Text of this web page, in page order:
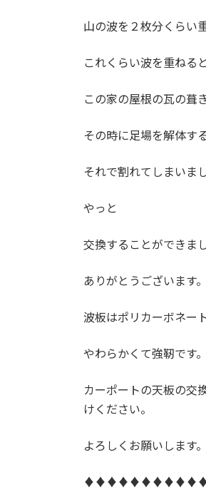
山の波を２枚分くらい
これくらい波を重ねる
この家の屋根の瓦の葺
その時に足場を解体す
それで割れてしまいまし
やっと
交換することができまし
ありがとうございます。
波板はポリカーボネート
やわらかくて強靭です。
カーポートの天板の交
けください。
よろしくお願いします。